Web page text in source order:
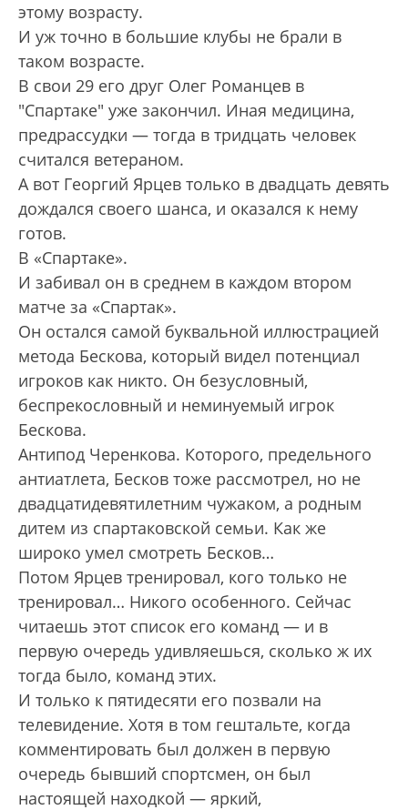
этому возрасту.
И уж точно в большие клубы не брали в
таком возрасте.
В свои 29 его друг Олег Романцев в
"Спартаке" уже закончил. Иная медицина,
предрассудки — тогда в тридцать человек
считался ветераном.
А вот Георгий Ярцев только в двадцать девять
дождался своего шанса, и оказался к нему
готов.
В «Спартаке».
И забивал он в среднем в каждом втором
матче за «Спартак».
Он остался самой буквальной иллюстрацией
метода Бескова, который видел потенциал
игроков как никто. Он безусловный,
беспрекословный и неминуемый игрок
Бескова.
Антипод Черенкова. Которого, предельного
антиатлета, Бесков тоже рассмотрел, но не
двадцатидевятилетним чужаком, а родным
дитем из спартаковской семьи. Как же
широко умел смотреть Бесков…
Потом Ярцев тренировал, кого только не
тренировал… Никого особенного. Сейчас
читаешь этот список его команд — и в
первую очередь удивляешься, сколько ж их
тогда было, команд этих.
И только к пятидесяти его позвали на
телевидение. Хотя в том гештальте, когда
комментировать был должен в первую
очередь бывший спортсмен, он был
настоящей находкой — яркий,